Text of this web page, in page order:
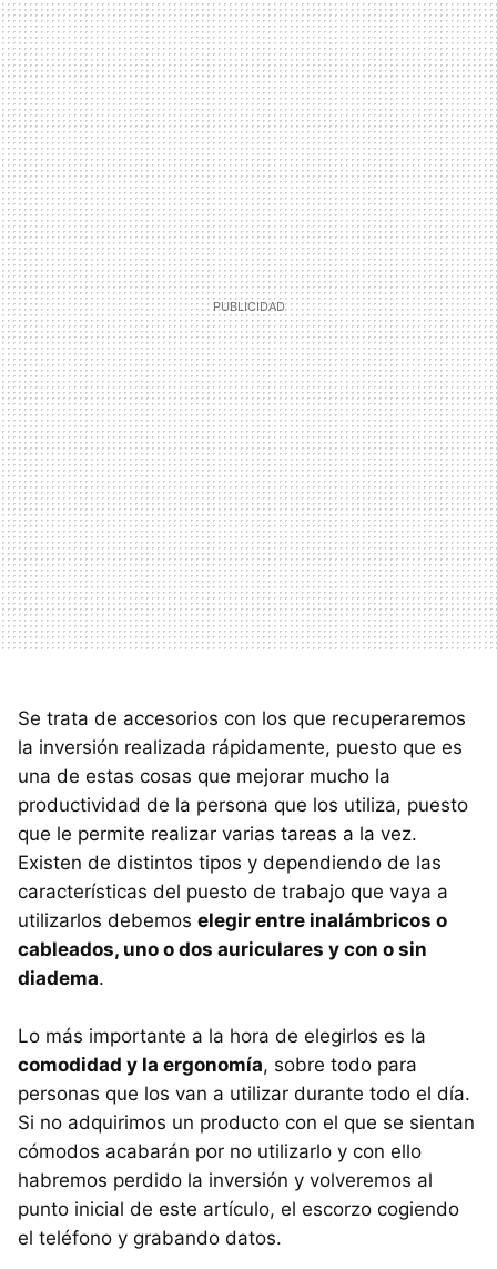
Se trata de accesorios con los que recuperaremos
la inversión realizada rápidamente, puesto que es
una de estas cosas que mejorar mucho la
productividad de la persona que los utiliza, puesto
que le permite realizar varias tareas a la vez.
Existen de distintos tipos y dependiendo de las
características del puesto de trabajo que vaya a
utilizarlos debemos elegir entre inalámbricos o
cableados, uno o dos auriculares y con o sin
diadema.
Lo más importante a la hora de elegirlos es la
comodidad y la ergonomía, sobre todo para
personas que los van a utilizar durante todo el día.
Si no adquirimos un producto con el que se sientan
cómodos acabarán por no utilizarlo y con ello
habremos perdido la inversión y volveremos al
punto inicial de este artículo, el escorzo cogiendo
el teléfono y grabando datos.